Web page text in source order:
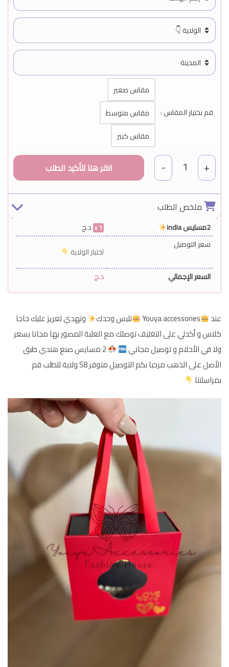
قم بختيار المقاس :
مقاس صغير
مقاس متوسط
مقاس كبير
+
1
-
ملخص الطلب
2مسايس india 1
د.ج
سعر التوصيل
اختيار الولاية
السعر الإجمالي
د.ج
عند Youya accessories تلبس وحدك
وتهدي لعزيز عليك حاجا
كلاس و أكدلي على التغليف توصلك مع العلبة المصور بها مجانا بسعر
ولا في الأحلام و توصيل مجاني
2 مسايس صنع هندي طبق
الأصل على الذهب مرحبا بكم التوصيل متوفر 58 ولاية للطلب قم
بمراسلتنا